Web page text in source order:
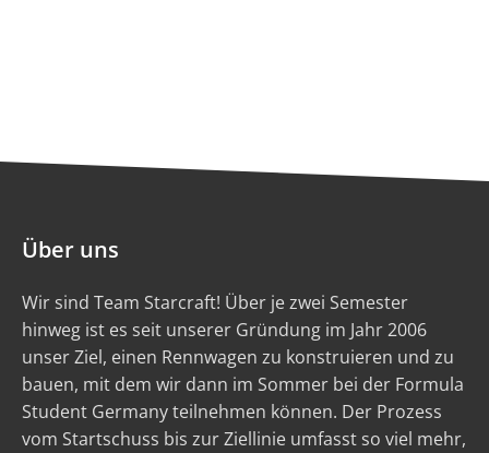
Über uns
Wir sind Team Starcraft! Über je zwei Semester
hinweg ist es seit unserer Gründung im Jahr 2006
unser Ziel, einen Rennwagen zu konstruieren und zu
bauen, mit dem wir dann im Sommer bei der Formula
Student Germany teilnehmen können. Der Prozess
vom Startschuss bis zur Ziellinie umfasst so viel mehr,